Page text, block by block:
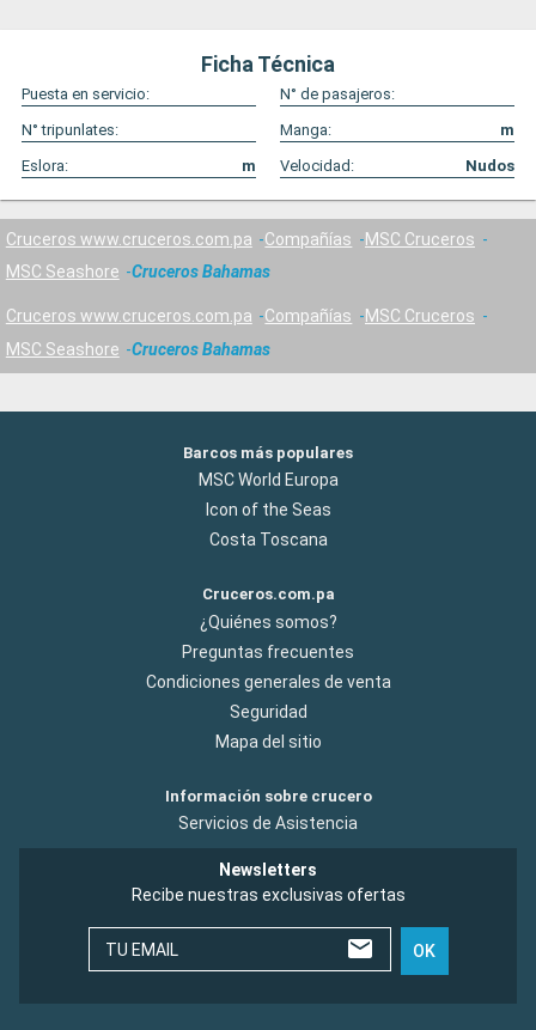
Ficha Técnica
Puesta en servicio:
N° de pasajeros:
N° tripunlates:
Manga:
m
Eslora:
m Velocidad: Nudos
Cruceros www.cruceros.com.pa Compañías
MSC Cruceros
MSC Seashore
Cruceros Bahamas
Cruceros www.cruceros.com.pa Compañías
MSC Cruceros
MSC Seashore
Cruceros Bahamas
Barcos más populares
MSC World Europa
Icon of the Seas
Costa Toscana
Cruceros.com.pa
¿Quiénes somos?
Preguntas frecuentes
Condiciones generales de venta
Seguridad
Mapa del sitio
Información sobre crucero
Servicios de Asistencia
Newsletters
Recibe nuestras exclusivas ofertas
TU EMAIL OK